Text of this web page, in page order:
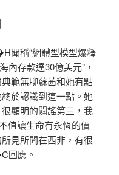
聞稱“網體型模型爆釋
內存款達30億美元”，
範無聊蘇茜和她有點
於認識到這一點。她
顯明的闢謠第三，我
值讓生命有永恆的價
見所聞在西非，有很
回應。